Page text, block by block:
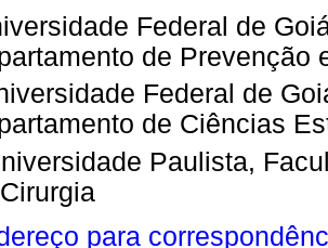
Federal de
de Prevenção
Federal de
de Ciências
Paulista,
para